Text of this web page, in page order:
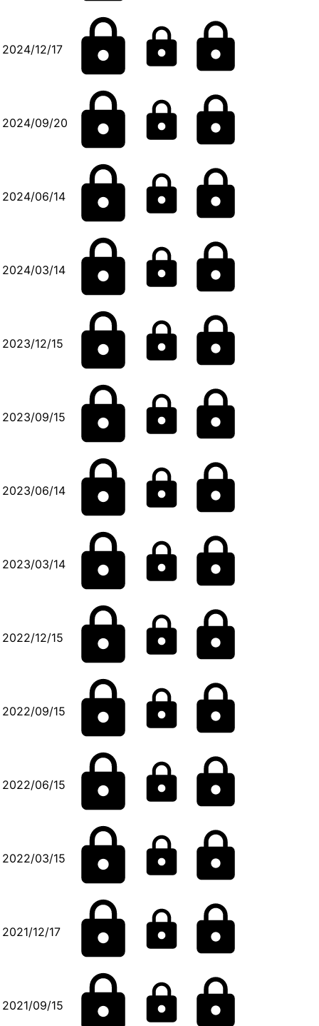
2024/12/17
2024/09/20
2024/06/14
2024/03/14
2023/12/15
2023/09/15
2023/06/14
2023/03/14
2022/12/15
2022/09/15
2022/06/15
2022/03/15
2021/12/17
2021/09/15